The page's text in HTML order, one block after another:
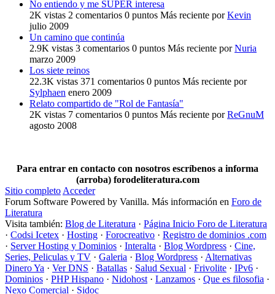
No entiendo y me SUPER interesa
2K vistas 2 comentarios 0 puntos Más reciente porKevin
julio 2009
Un camino que continúa
2.9K vistas 3 comentarios 0 puntos Más reciente porNuria
marzo 2009
Los siete reinos
22.3K vistas 371 comentarios 0 puntos Más reciente por
Sylphaen enero 2009
Relato compartido de "Rol de Fantasía"
2K vistas 7 comentarios 0 puntos Más reciente porReGnuM
agosto 2008
Para entrar en contacto con nosotros escríbenos a informa
(arroba) forodeliteratura.com
Sitio completo Acceder
Forum Software Powered by Vanilla. Más información en Foro de
Literatura
Visita también: Blog de Literatura · Página Inicio Foro de Literatura
· Codsi Icetex · Hosting · Forocreativo · Registro de dominios .com
· Server Hosting y Dominios · Interalta · Blog Wordpress · Cine,
Series, Peliculas y TV · Galeria · Blog Wordpress · Alternativas
Dinero Ya · Ver DNS · Batallas · Salud Sexual · Frivolite · IPv6 ·
Dominios · PHP Hispano · Nidohost · Lanzamos · Que es filosofia ·
Nexo Comercial · Sidoc